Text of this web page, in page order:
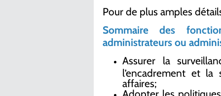
Pour de plus amples
Sommaire des
administrateurs ou
Assurer la
l’encadrement et
affaires;